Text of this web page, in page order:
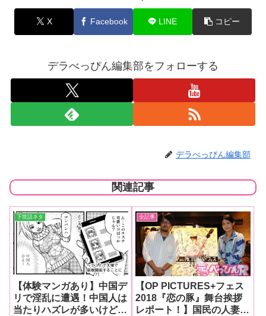
X Facebook LINE コピー
デラべっぴん編集部をフォローする
デラべっぴん編集部
関連記事
下世話ネタ
【体験マンガあり】中国デ
リで淫乱に遭遇！中国人は
当たりハズレが多いけど…
全記事
【OP PICTURES+フェス
2018『恋の豚』舞台挨拶
レポート！】国民の人妻・